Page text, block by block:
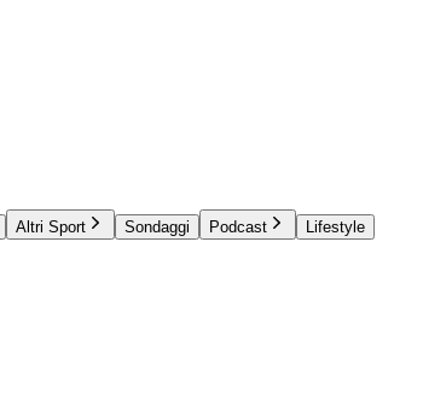
Altri Sport Sondaggi Podcast
Lifestyle